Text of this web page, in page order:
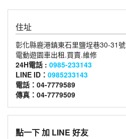
住址
彰化縣鹿港鎮東石里鹽埕巷30-31號
電動遊園車出租.買賣.維修
24H電話 : 0985-233143
LINE ID： 0985233143
電話：04-7779589
傳真：04-7779509
點一下 加 LINE 好友